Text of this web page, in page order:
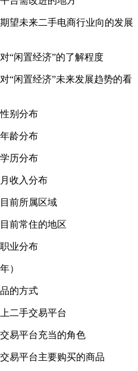
望未来二手电商行业向的发展
“闲置经济”的了解程度
“闲置经济”未来发展趋势的看
别分布
龄分布
历分布
收入分布
前所属区域
前常住的地区
业分布
）
的方式
二手交易平台
易平台充当的角色
易平台主要购买的商品